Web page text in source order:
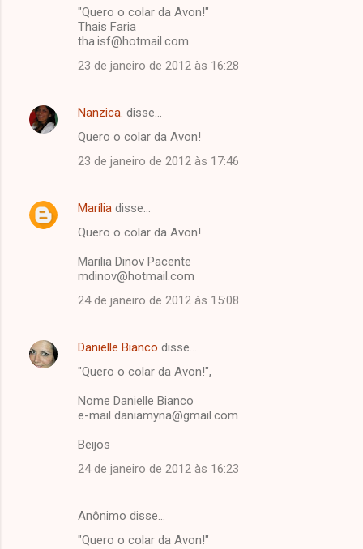
"Quero o colar da Avon!"
Thais Faria
tha.isf@hotmail.com
23 de janeiro de 2012 às 16:28
Nanzica. disse…
Quero o colar da Avon!
23 de janeiro de 2012 às 17:46
Marília disse…
Quero o colar da Avon!
Marilia Dinov Pacente
mdinov@hotmail.com
24 de janeiro de 2012 às 15:08
Danielle Bianco disse…
"Quero o colar da Avon!",
Nome Danielle Bianco
e-mail daniamyna@gmail.com
Beijos
24 de janeiro de 2012 às 16:23
Anônimo disse…
"Quero o colar da Avon!"